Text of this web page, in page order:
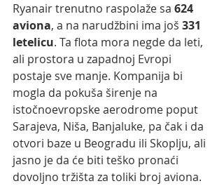
Ryanair trenutno raspolaže sa 624
aviona, a na narudžbini ima još 331
letelicu. Ta flota mora negde da leti,
ali prostora u zapadnoj Evropi
postaje sve manje. Kompanija bi
mogla da pokuša širenje na
istočnoevropske aerodrome poput
Sarajeva, Niša, Banjaluke, pa čak i da
otvori baze u Beogradu ili Skoplju, ali
jasno je da će biti teško pronaći
dovoljno tržišta za toliki broj aviona.